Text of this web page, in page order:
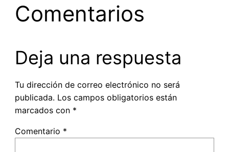
Comentarios
Deja una respuesta
Tu dirección de correo electrónico no será
publicada. Los campos obligatorios están
marcados con *
Comentario *